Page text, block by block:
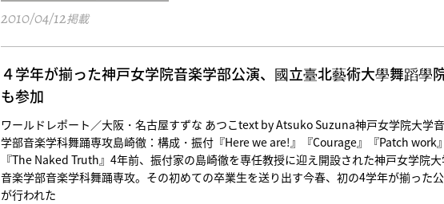
2010/04/12掲載
４学年が揃った神戸女学院音楽学部公演、國立臺北藝術大學舞蹈學
も参加
ワールドレポート／大阪・名古屋すずな あつこtext by Atsuko Suzuna神戸女学院大学
学部音楽学科舞踊専攻島崎徹：構成・振付『Here we are!』『Courage』『Patch work』
『The Naked Truth』4年前、振付家の島崎徹を専任教授に迎え開設された神戸女学院
音楽学部音楽学科舞踊専攻。その初めての卒業生を送り出す今春、初の4学年が揃った
が行われた